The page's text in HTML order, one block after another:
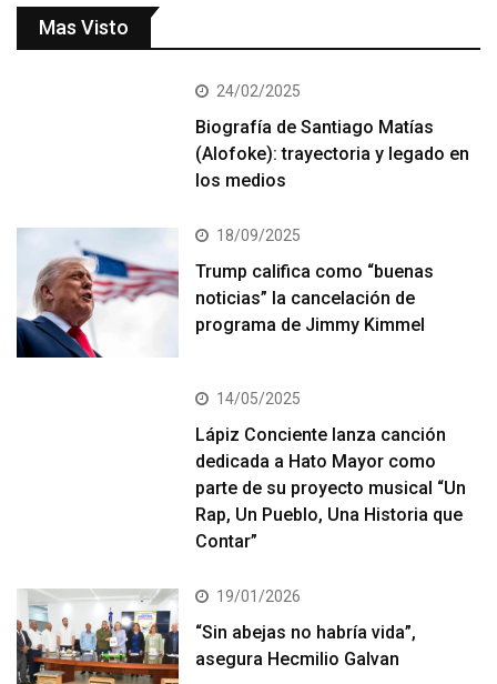
Mas Visto
24/02/2025
Biografía de Santiago Matías
(Alofoke): trayectoria y legado en
los medios
18/09/2025
Trump califica como “buenas
noticias” la cancelación de
programa de Jimmy Kimmel
14/05/2025
Lápiz Conciente lanza canción
dedicada a Hato Mayor como
parte de su proyecto musical “Un
Rap, Un Pueblo, Una Historia que
Contar”
19/01/2026
“Sin abejas no habría vida”,
asegura Hecmilio Galvan